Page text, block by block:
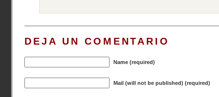
DEJA UN COMENTARIO
Name (required)
Mail (will not be published) (required)